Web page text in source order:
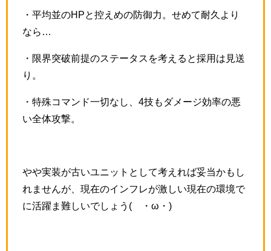
・平均並のHPと控えめの防御力。せめて耐久より
なら…
・限界突破前提のステータスを考えると採用は見送
り。
・特殊コマンド一切なし、4技もダメージ効率の悪
い全体攻撃。
やや実装が古いユニットとして考えれば妥当かもし
れませんが、現在のインフレが激しい現在の環境で
に活躍ま難しいでしょう(´・ω・)